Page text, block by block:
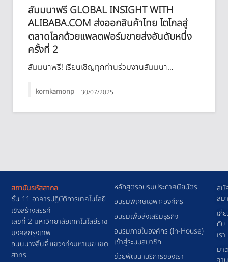
สัมมนาฟรี GLOBAL INSIGHT WITH
ALIBABA.COM ส่งออกสินค้าไทย โตไกลสู่
ตลาดโลกด้วยแพลตฟอร์มขายส่งอันดับหนึ่ง
ครั้งที่ 2
สัมมนาฟรี! เรียนเชิญทุกท่านร่วมงานสัมมนา…
kornkamonp 30/07/2025
สมั
สม
เกี่
กับ
เรา
มา
หลักสูตรอบรมประกาศนียบัตร
อบรมพิเศษเฉพาะองค์กร
อบรมเพื่อส่งเสริมธุรกิจ
อบรมภายในองค์กร (In-House)
เข้าสู่ระบบสมาชิก
ช่วยพัฒนาบริการของเรา
สถาบันรหัสสากล
ชั้น 11 อาคารปฎิบัติการเทคโนโลยี
เชิงสร้างสรรค์
เลขที่ 2 มหาวิทยาลัยเทคโนโลยีราช
มงคลกรุงเทพ
ถนนนางลิ้นจี่ แขวงทุ่งมหาเมฆ เขต
สาทร